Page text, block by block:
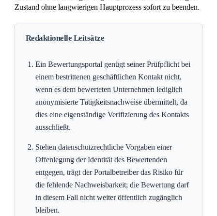
Zustand ohne langwierigen Hauptprozess sofort zu beenden.
Redaktionelle Leitsätze
Ein Bewertungsportal genügt seiner Prüfpflicht bei
einem bestrittenen geschäftlichen Kontakt nicht,
wenn es dem bewerteten Unternehmen lediglich
anonymisierte Tätigkeitsnachweise übermittelt, da
dies eine eigenständige Verifizierung des Kontakts
ausschließt.
Stehen datenschutzrechtliche Vorgaben einer
Offenlegung der Identität des Bewertenden
entgegen, trägt der Portalbetreiber das Risiko für
die fehlende Nachweisbarkeit; die Bewertung darf
in diesem Fall nicht weiter öffentlich zugänglich
bleiben.